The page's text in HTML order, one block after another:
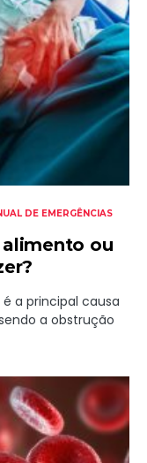
DE EMERGÊNCIAS
ou
a principal causa
a obstrução